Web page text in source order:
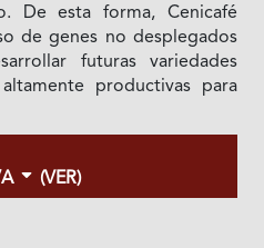
De esta forma, Cenicafé
de genes no desplegados
futuras variedades
productivas para
A (VER)